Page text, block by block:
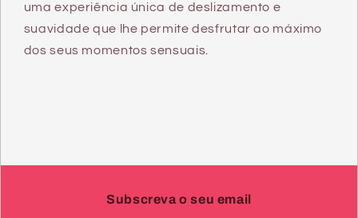
uma experiência única de deslizamento e
suavidade que lhe permite desfrutar ao máximo
dos seus momentos sensuais.
Subscreva o seu email